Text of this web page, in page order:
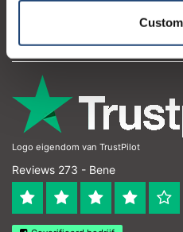
Orari di apertura
Logo eigendom van TrustPilot
Reviews 273 - Bene